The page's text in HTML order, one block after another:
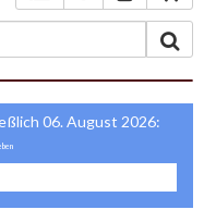
06. August 2026: